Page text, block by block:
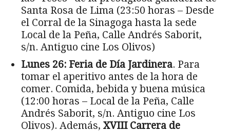
Santa Rosa de Lima (23:50 horas – Desde
el Corral de la Sinagoga hasta la sede
Local de la Peña, Calle Andrés Saborit,
s/n. Antiguo cine Los Olivos)
Lunes 26: Feria de Día Jardinera. Para
tomar el aperitivo antes de la hora de
comer. Comida, bebida y buena música
(12:00 horas – Local de la Peña, Calle
Andrés Saborit, s/n. Antiguo cine Los
Olivos). Además, XVIII Carrera de